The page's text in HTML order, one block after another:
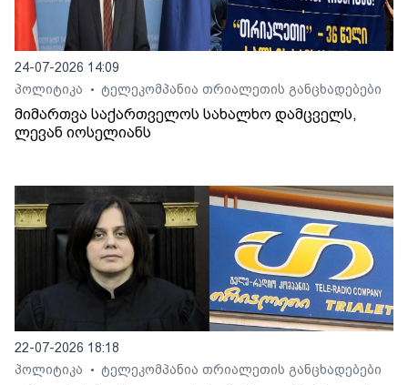
24-07-2026 14:09
პოლიტიკა
• ტელეკომპანია თრიალეთის განცხადებები
მიმართვა საქართველოს სახალხო დამცველს,
ლევან იოსელიანს
22-07-2026 18:18
პოლიტიკა
• ტელეკომპანია თრიალეთის განცხადებები